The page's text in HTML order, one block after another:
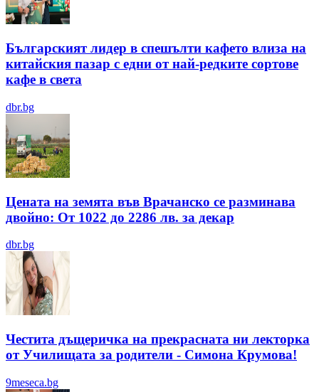
Българският лидер в спешълти кафето влиза на
китайския пазар с едни от най-редките сортове
кафе в света
dbr.bg
Цената на земята във Врачанско се разминава
двойно: От 1022 до 2286 лв. за декар
dbr.bg
Честита дъщеричка на прекрасната ни лекторка
от Училищата за родители - Симона Крумова!
9meseca.bg